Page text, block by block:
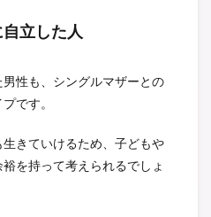
立した人
性も、シングルマザーとの
です。
きていけるため、子どもや
を持って考えられるでしょ